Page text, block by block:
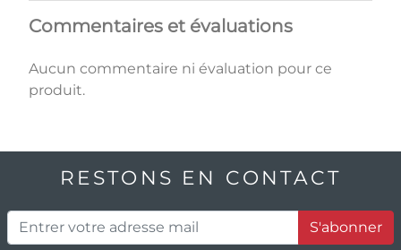
Commentaires et évaluations
Aucun commentaire ni évaluation pour ce
produit.
RESTONS EN CONTACT
S'abonner